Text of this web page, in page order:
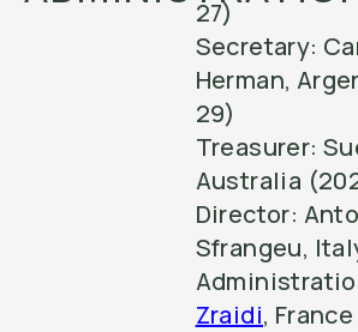
27)
Secretary:
Herman,
29)
Treasurer:
Australia
Director:
Sfrangeu,
Zraidi,